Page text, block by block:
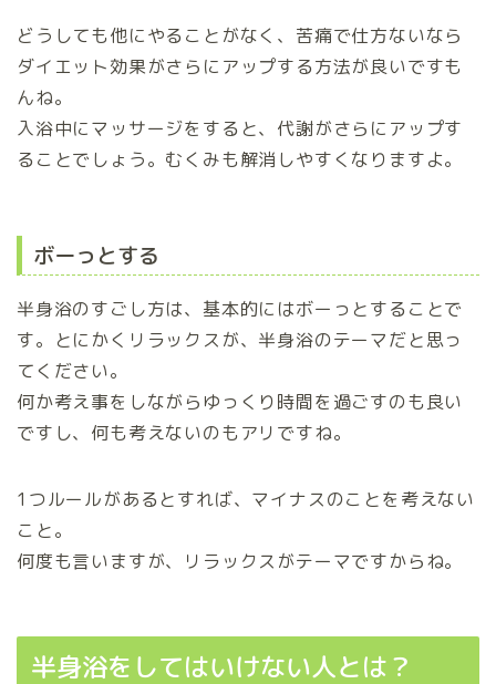
どうしても他にやることがなく、苦痛で仕方ないなら
ダイエット効果がさらにアップする方法が良いですも
んね。
入浴中にマッサージをすると、代謝がさらにアップす
ることでしょう。むくみも解消しやすくなりますよ。
ボーっとする
半身浴のすごし方は、基本的にはボーっとすることで
す。とにかくリラックスが、半身浴のテーマだと思っ
てください。
何か考え事をしながらゆっくり時間を過ごすのも良い
ですし、何も考えないのもアリですね。
1つルールがあるとすれば、マイナスのことを考えない
こと。
何度も言いますが、リラックスがテーマですからね。
半身浴をしてはいけない人とは？